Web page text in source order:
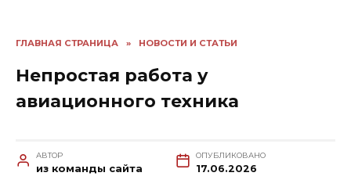
ГЛАВНАЯ СТРАНИЦА » НОВОСТИ И СТАТЬИ
Непростая работа у
авиационного техника
АВТОР
из команды сайта
ОПУБЛИКОВАНО
17.06.2026